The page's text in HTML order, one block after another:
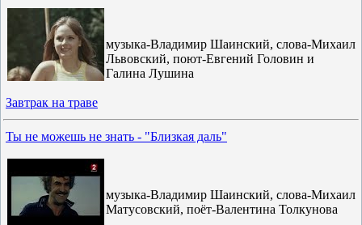
музыка-Владимир Шаинский, слова-Михаил
Львовский, поют-Евгений Головин и
Галина Лушина
Завтрак на траве
Ты не можешь не знать - "Близкая даль"
музыка-Владимир Шаинский, слова-Михаил
Матусовский, поёт-Валентина Толкунова